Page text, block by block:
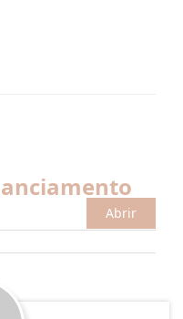
Abrir